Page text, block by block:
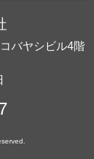
バヤシビル4階